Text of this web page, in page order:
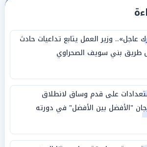
عاجل».. وزير العمل يتابع تداعيات حادث
طريق بني سويف الصحراوي
على قدم وساق لانطلاق
"الأفضل بين الأفضل" في دورته